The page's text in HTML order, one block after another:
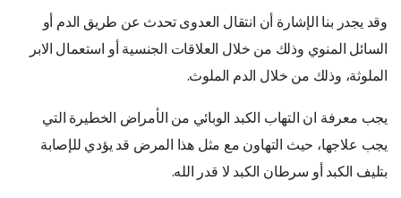
وقد يجدر بنا الإشارة أن انتقال العدوى تحدث عن طريق الدم أو
السائل المنوي وذلك من خلال العلاقات الجنسية أو استعمال الابر
الملوثة، وذلك من خلال الدم الملوث.
يجب معرفة ان التهاب الكبد الوبائي من الأمراض الخطيرة التي
يجب علاجها، حيث التهاون مع مثل هذا المرض قد يؤدي للإصابة
بتليف الكبد أو سرطان الكبد لا قدر الله.